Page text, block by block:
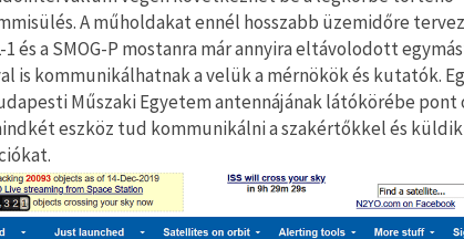
A műholdakat ennél hosszabb üzemidőre
1 és a SMOG-P mostanra már annyira eltávolodott
is kommunikálhatnak a velük a mérnökök és kutatók.
Műszaki Egyetem antennájának látókörébe pont
eszköz tud kommunikálni a szakértőkkel és küldik